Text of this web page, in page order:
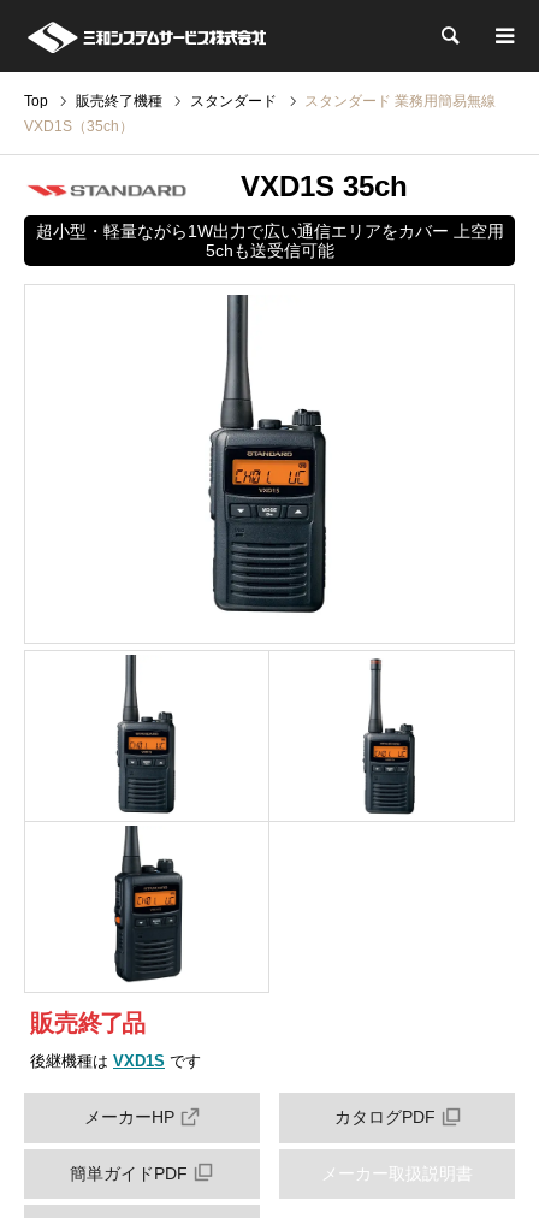
検索
Top 販売終了機種 スタンダード
スタンダード 業務用簡易無線
VXD1S（35ch）
VXD1S 35ch
超小型・軽量ながら1W出力で広い通信エリアをカバー 上空用
5chも送受信可能
販売終了品
後継機種は VXD1S です
メーカーHP カタログPDF
簡単ガイドPDF メーカー取扱説明書